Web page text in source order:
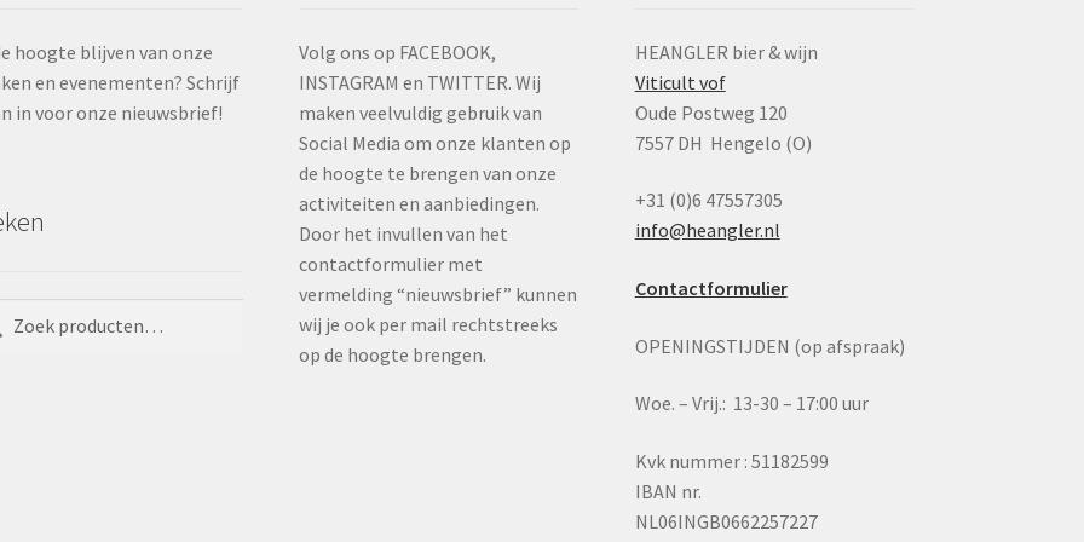
hoogte blijven van onze
en evenementen? Schrijf
in voor onze nieuwsbrief!
Volg ons op FACEBOOK,
INSTAGRAM en TWITTER. Wij
maken veelvuldig gebruik van
Social Media om onze klanten op
de hoogte te brengen van onze
activiteiten en aanbiedingen.
Door het invullen van het
contactformulier met
vermelding “nieuwsbrief” kunnen
wij je ook per mail rechtstreeks
op de hoogte brengen.
HEANGLER bier & wijn
Viticult vof
Oude Postweg 120
7557 DH Hengelo (O)
+31 (0)6 47557305
info@heangler.nl
Contactformulier
OPENINGSTIJDEN (op afspraak)
Woe. – Vrij.: 13-30 – 17:00 uur
Kvk nummer : 51182599
IBAN nr.
NL06INGB0662257227